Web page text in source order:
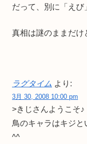
だって、別に「え
真相は謎のままだけ
ラグタイム より:
3月 30, 2008 10:00 pm
>きじさんようこそ♪
鳥のキャラはキジ
^^